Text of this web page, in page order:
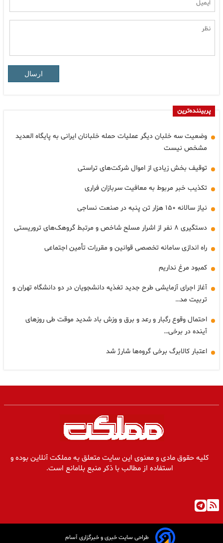
ارسال
پربیننده‌ترین
وضعیت سه خلبان دیگر عملیات حمله خلبانان ایرانی به پایگاه العدید
مشخص نیست
توقیف بخش زیادی از اموال شرکت‌های تراستی
تکذیب خبر مربوط به معافیت سربازان فراری
نیاز سالانه ۱۵۰ هزار تن پنبه در صنعت نساجی
دستگیری ۸ نفر از اشرار مسلح شاخص و مرتبط گروهک‌های تروریستی
راه اندازی سامانه تخصصی قوانین و مقررات تأمین اجتماعی
کمبود مرغ نداریم
آغاز اجرای آزمایشی طرح جدید تغذیه دانشجویان در دو دانشگاه تهران و
تربیت مد…
احتمال وقوع رگبار و رعد و برق و وزش باد شدید موقت طی روزهای
آینده در برخی…
اعتبار کالابرگ برخی گروه‌ها شارژ شد
کلیه حقوق مادی و معنوی این سایت متعلق به مملکت آنلاین بوده و
استفاده از مطالب با ذکر منبع بلامانع است.
طراحی سایت خبری و خبرگزاری آسام